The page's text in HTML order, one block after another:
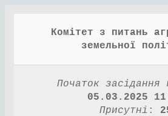
Комітет з питань
земельної
Початок засідання
05.03.2025
Присутні :